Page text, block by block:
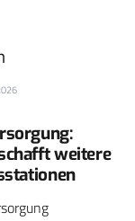
weitere